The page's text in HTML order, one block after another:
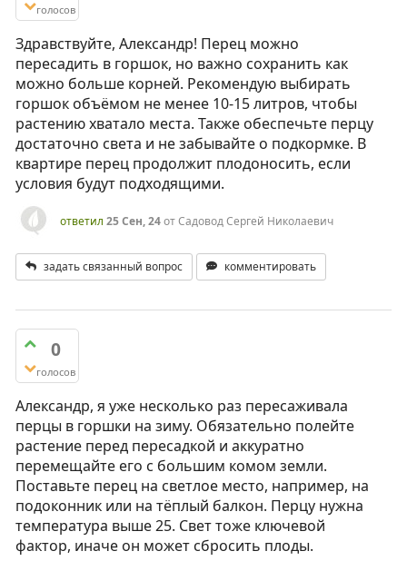
голосов
Здравствуйте, Александр! Перец можно
пересадить в горшок, но важно сохранить как
можно больше корней. Рекомендую выбирать
горшок объёмом не менее 10-15 литров, чтобы
растению хватало места. Также обеспечьте перцу
достаточно света и не забывайте о подкормке. В
квартире перец продолжит плодоносить, если
условия будут подходящими.
ответил 25 Сен, 24отСадовод Сергей Николаевич
задать связанный вопрос комментировать
0
голосов
Александр, я уже несколько раз пересаживала
перцы в горшки на зиму. Обязательно полейте
растение перед пересадкой и аккуратно
перемещайте его с большим комом земли.
Поставьте перец на светлое место, например, на
подоконник или на тёплый балкон. Перцу нужна
температура выше 25. Свет тоже ключевой
фактор, иначе он может сбросить плоды.